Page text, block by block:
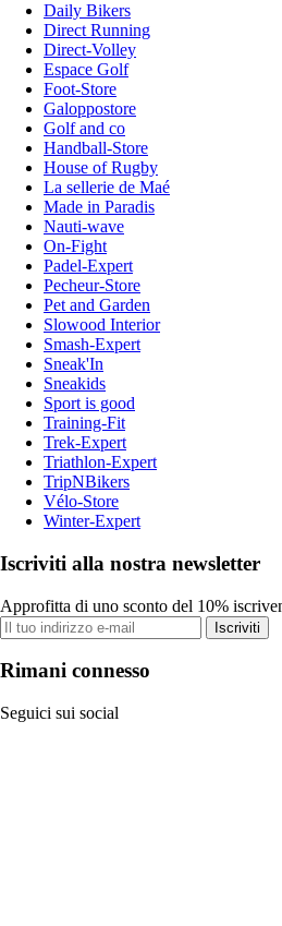
Daily Bikers
Direct Running
Direct-Volley
Espace Golf
Foot-Store
Galoppostore
Golf and co
Handball-Store
House of Rugby
La sellerie de Maé
Made in Paradis
Nauti-wave
On-Fight
Padel-Expert
Pecheur-Store
Pet and Garden
Slowood Interior
Smash-Expert
Sneak'In
Sneakids
Sport is good
Training-Fit
Trek-Expert
Triathlon-Expert
TripNBikers
Vélo-Store
Winter-Expert
Iscriviti alla nostra newsletter
Approfitta di uno sconto del 10%
Iscriviti
Rimani connesso
Seguici sui social